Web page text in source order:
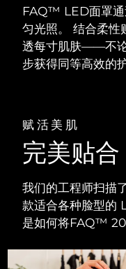
FAQ™ LED面罩通
匀光照。结合柔性
透每寸肌肤——不
步获得同等高效的
赋活美肌
完美贴合
我们的工程师扫描
款适合各种脸型的
是如何将FAQ™